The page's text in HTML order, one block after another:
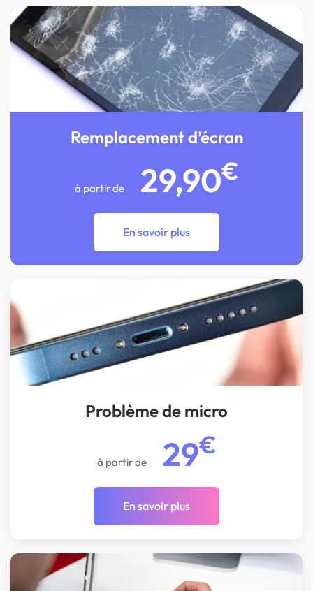
Remplacement d’écran
à partir de 29,90€
En savoir plus
Problème de micro
à partir de 29€
En savoir plus